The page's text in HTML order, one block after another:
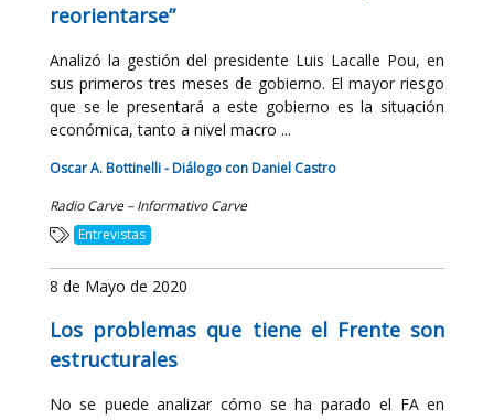
reorientarse”
Analizó la gestión del presidente Luis Lacalle Pou, en
sus primeros tres meses de gobierno. El mayor riesgo
que se le presentará a este gobierno es la situación
económica, tanto a nivel macro ...
Oscar A. Bottinelli - Diálogo con Daniel Castro
Radio Carve – Informativo Carve
Entrevistas
8 de Mayo de 2020
Los problemas que tiene el Frente son
estructurales
No se puede analizar cómo se ha parado el FA en